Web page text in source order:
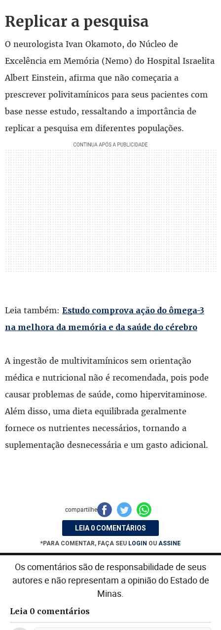
Replicar a pesquisa
O neurologista Ivan Okamoto, do Núcleo de
Excelência em Memória (Nemo) do Hospital Israelita
Albert Einstein, afirma que não começaria a
prescrever polivitamínicos para seus pacientes com
base nesse estudo, ressaltando a importância de
replicar a pesquisa em diferentes populações.
Leia também: Estudo comprova ação do ômega-3
na melhora da memória e da saúde do cérebro
A ingestão de multivitamínicos sem orientação
médica e nutricional não é recomendada, pois pode
causar problemas de saúde, como hipervitaminose.
Além disso, uma dieta equilibrada geralmente
fornece os nutrientes necessários, tornando a
suplementação desnecessária e um gasto adicional.
compartilhe
LEIA 0 COMENTÁRIOS
*PARA COMENTAR, FAÇA SEU LOGIN OU ASSINE
Os comentários são de responsabilidade de seus
autores e não representam a opinião do Estado de
Minas.
Leia 0 comentários